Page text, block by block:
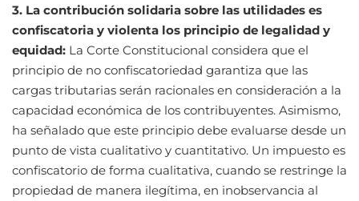
3. La contribución solidaria sobre las utilidades es
confiscatoria y violenta los principio de legalidad y
equidad: La Corte Constitucional considera que el
principio de no confiscatoriedad garantiza que las
cargas tributarias serán racionales en consideración a la
capacidad económica de los contribuyentes. Asimismo,
ha señalado que este principio debe evaluarse desde un
punto de vista cualitativo y cuantitativo. Un impuesto es
confiscatorio de forma cualitativa, cuando se restringe la
propiedad de manera ilegítima, en inobservancia al